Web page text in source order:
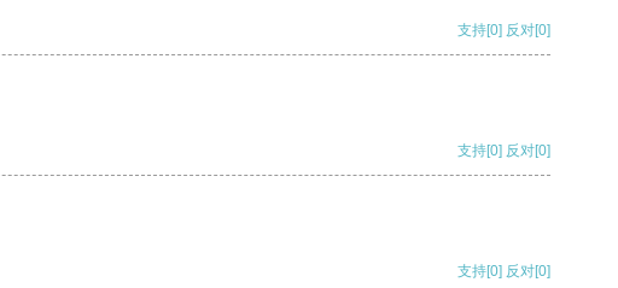
支持[0] 反对[0]
支持[0] 反对[0]
支持[0] 反对[0]